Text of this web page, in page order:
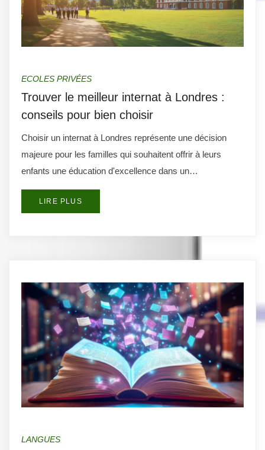
ECOLES PRIVÉES
Trouver le meilleur internat à Londres :
conseils pour bien choisir
Choisir un internat à Londres représente une décision
majeure pour les familles qui souhaitent offrir à leurs
enfants une éducation d'excellence dans un…
LIRE PLUS
LANGUES